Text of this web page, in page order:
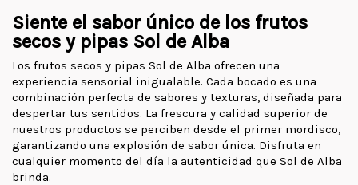
Siente el sabor único de los frutos
secos y pipas Sol de Alba
Los frutos secos y pipas Sol de Alba ofrecen una
experiencia sensorial inigualable. Cada bocado es una
combinación perfecta de sabores y texturas, diseñada para
despertar tus sentidos. La frescura y calidad superior de
nuestros productos se perciben desde el primer mordisco,
garantizando una explosión de sabor única. Disfruta en
cualquier momento del día la autenticidad que Sol de Alba
brinda.